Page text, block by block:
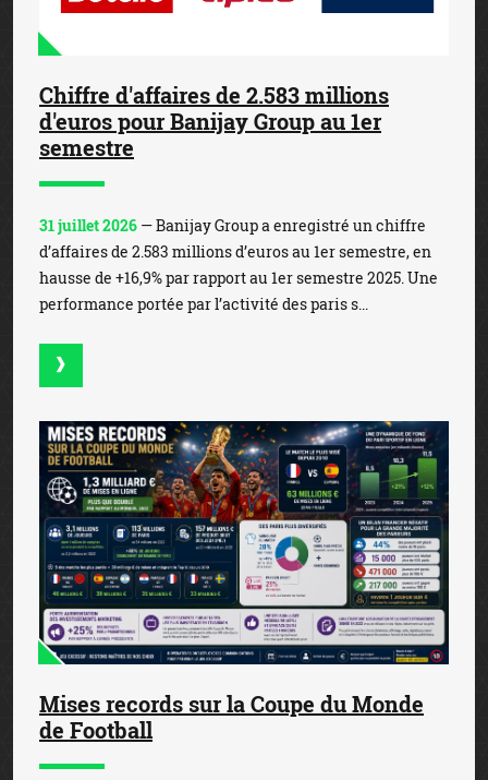
Chiffre d'affaires de 2.583 millions
d'euros pour Banijay Group au 1er
semestre
31 juillet 2026 — Banijay Group a enregistré un chiffre
d’affaires de 2.583 millions d’euros au 1er semestre, en
hausse de +16,9% par rapport au 1er semestre 2025. Une
performance portée par l’activité des paris s...
Mises records sur la Coupe du Monde
de Football